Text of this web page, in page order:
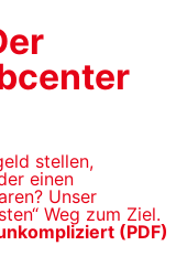
stellen,
einen
Unser
Weg zum Ziel.
(PDF)